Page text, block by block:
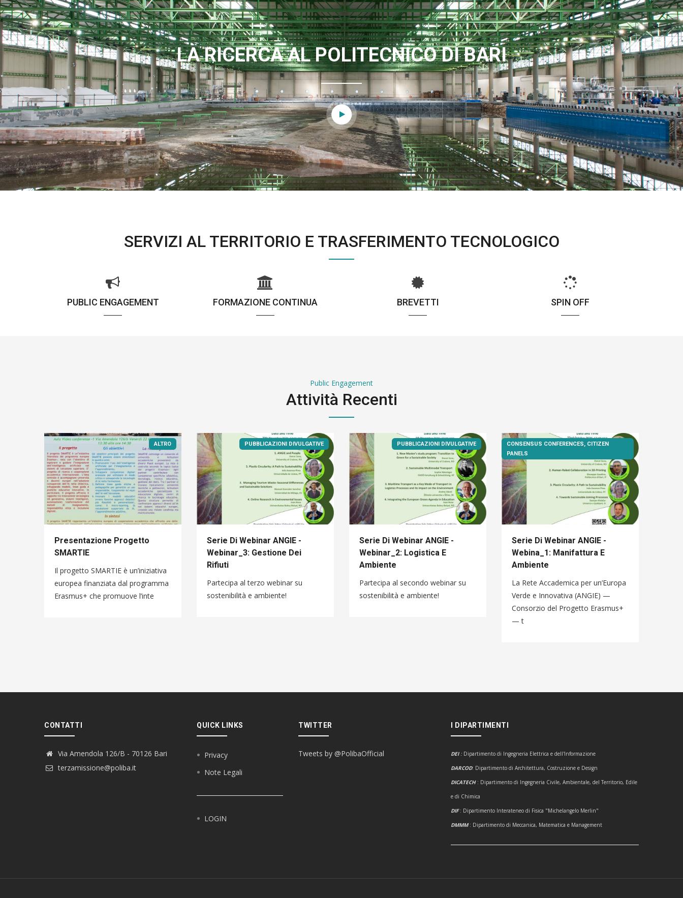
LA RICERCA AL POLITECNICO DI BARI
SERVIZI AL TERRITORIO E TRASFERIMENTO TECNOLOGICO
PUBLIC ENGAGEMENT FORMAZIONE CONTINUA BREVETTI SPIN OFF
Public Engagement
Attività Recenti
ALTRO
Presentazione Progetto
SMARTIE
Il progetto SMARTIE è un’iniziativa
europea finanziata dal programma
Erasmus+ che promuove l’inte
PUBBLICAZIONI DIVULGATIVE
Serie Di Webinar ANGIE -
Webinar_3: Gestione Dei
Rifiuti
Partecipa al terzo webinar su
sostenibilità e ambiente!
PUBBLICAZIONI DIVULGATIVE
Serie Di Webinar ANGIE -
Webinar_2: Logistica E
Ambiente
Partecipa al secondo webinar su
sostenibilità e ambiente!
CONSENSUS CONFERENCES, CITIZEN
PANELS
Serie Di Webinar ANGIE -
Webina_1: Manifattura E
Ambiente
La Rete Accademica per un’Europa
Verde e Innovativa (ANGIE) —
Consorzio del Progetto Erasmus+
— t
CONTATTI
Via Amendola 126/B - 70126 Bari
terzamissione@poliba.it
QUICK LINKS
Privacy
Note Legali
LOGIN
TWITTER
Tweets by @PolibaOfficial
I DIPARTIMENTI
DEI : Dipartimento di Ingegneria Elettrica e dell'Informazione
DARCOD: Dipartimento di Architettura, Costruzione e Design
DICATECH : Dipartimento di Ingegneria Civile, Ambientale, del Territorio, Edile
e di Chimica
DIF: Dipartimento Interateneo di Fisica "Michelangelo Merlin"
DMMM: Dipartimento di Meccanica, Matematica e Management